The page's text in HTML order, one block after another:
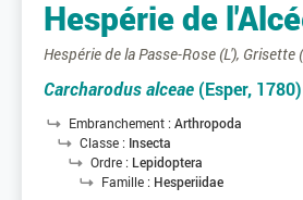
Hespérie de
Hespérie de la Passe-Rose (L'),
Carcharodus alceae (Esper, 1780)
Embranchement : Arthropoda
Classe : Insecta
Ordre : Lepidoptera
Famille : Hesperiidae